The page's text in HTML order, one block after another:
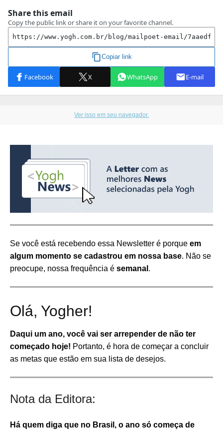
Ver isso em seu navegador.
Se você está recebendo essa Newsletter é porque em
algum momento se cadastrou em nossa base. Não se
preocupe, nossa frequência é semanal .
Olá, Yogher!
Daqui um ano, você vai ser arrepender de não ter
começado hoje! Portanto, é hora de começar a concluir
as metas que estão em sua lista de desejos.
Nota da Editora:
Há quem diga que no Brasil, o ano só começa de